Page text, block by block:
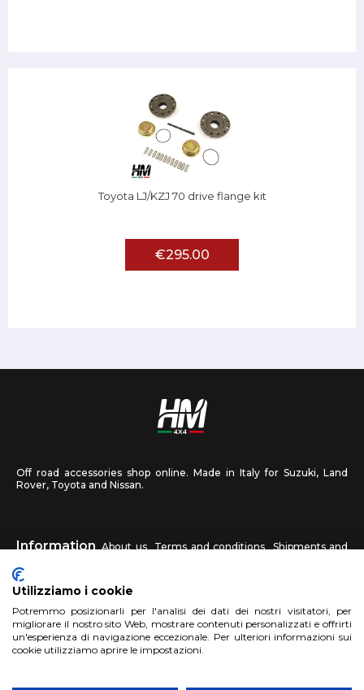
Toyota LJ/KZJ 70 drive flange kit
€295.00
Off road accessories shop online. Made in Italy for Suzuki, Land
Rover, Toyota and Nissan.
Information About us Terms and conditions
Shipments and
returns
HM4X4 FAQ Affiliated workshop Send us a photo
Account Sign up
Utilizziamo i cookie
Potremmo posizionarli per l'analisi dei dati dei nostri visitatori, per
migliorare il nostro sito Web, mostrare contenuti personalizzati e offrirti
un'esperienza di navigazione eccezionale. Per ulteriori informazioni sui
cookie utilizziamo aprire le impostazioni.